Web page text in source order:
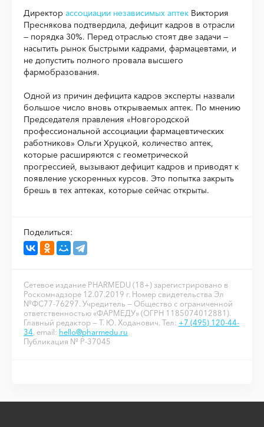
Директор ассоциации независимых аптек Виктория
Преснякова подтвердила, дефицит кадров в отрасли
— порядка 30%. Перед отраслью стоят две задачи —
насытить рынок быстрыми кадрами, фармацевтами, и
не допустить полного провала высшего
фармобразования.
Одной из причин дефицита кадров эксперты назвали
большое число вновь открываемых аптек. По мнению
Председателя правления «Новгородской
профессиональной ассоциации фармацевтических
работников» Ольги Хруцкой, количество аптек,
которые расширяются с геометрической
прогрессией, вызывают дефицит кадров и приводят к
появление ускоренных курсов. Это попытка закрыть
брешь в тех аптеках, которые сейчас открыты.
Поделиться:
Сетевое издание PHARMEDU (18+) зарегистрировано в
Роскомнадзоре 12.07.2019 г. Номер свидетельства Эл
№ФС77-76297. Учредитель — Общество с ограниченной
ответственностью «ФАРМЕДУ» (ОГРН 1185074012881).
Главный редактор — Т. Ю. Ходанович. Тел: +7 (495) 120-44-
34 , email: hello@pharmedu.ru
Публикация № P-37045